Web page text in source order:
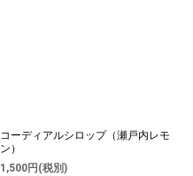
コーディアルシロップ（瀬戸内レモ
ン）
1,500円 (税別)